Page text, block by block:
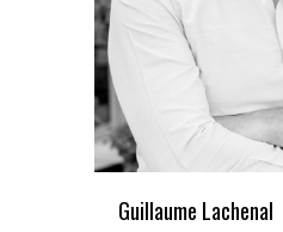
Guillaume Lachenal